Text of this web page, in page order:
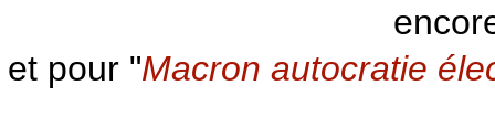
et pour "Macron autocratie